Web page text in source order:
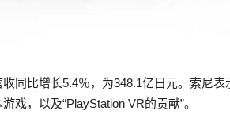
同比增长5.4％，为348.1亿日元。索尼
戏，以及“PlayStation VR的贡献”。